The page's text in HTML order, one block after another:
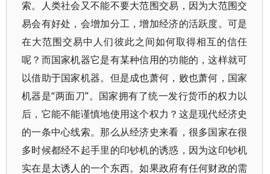
索。人类社会又不能不要大范围交易，因为大范围交
易会有好处，会增加分工，增加经济的活跃度。可是
在大范围交易中人们彼此之间如何取得相互的信任
呢？而国家机器它是有某种信用的功能的，这样就可
以借助于国家机器。但是成也萧何，败也萧何，国家
机器是“两面刀”。国家拥有了统一发行货币的权力以
后，它能不能谨慎地使用这个权力？这是现代经济史
的一条中心线索。那么从经济史来看，很多国家在很
多时候都经不起手里的印钞机的诱惑，因为这印钞机
实在是太诱人的一个东西。如果政府有任何财政的需